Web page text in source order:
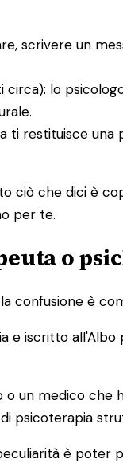
scrivere un
lo
ti restituisce
ciò che dici è
per te.
o
confusione è
e iscritto all'Albo
o un medico che
psicoterapia
è poter